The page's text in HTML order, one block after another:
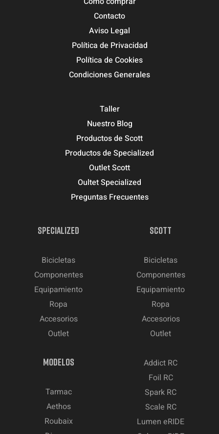
Contacto
Aviso Legal
Política de Privacidad
Política de Cookies
Condiciones Generales
Taller
Nuestro Blog
Productos de Scott
Productos de Specialized
Outlet Scott
Oultet Specialized
Preguntas Frecuentes
SPECIALIZED
Bicicletas
Componentes
Equipamiento
Ropa
Accesorios
Outlet
SCOTT
Bicicletas
Componentes
Equipamiento
Ropa
Accesorios
Outlet
MODELOS
Tarmac
Aethos
Roubaix
Addict RC
Foil RC
Spark RC
Scale RC
Lumen eRIDE